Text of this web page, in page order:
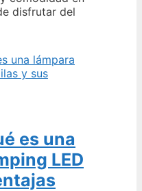
disfrutar del
es una
LED